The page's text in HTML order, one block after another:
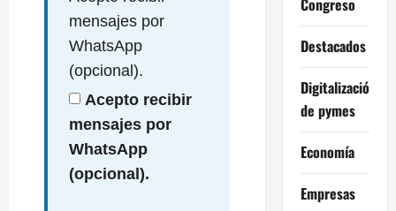
mensajes por
WhatsApp
(opcional).
Acepto recibir
mensajes por
WhatsApp
(opcional).
Destacados
Digitalización
de pymes
Economía
Empresas